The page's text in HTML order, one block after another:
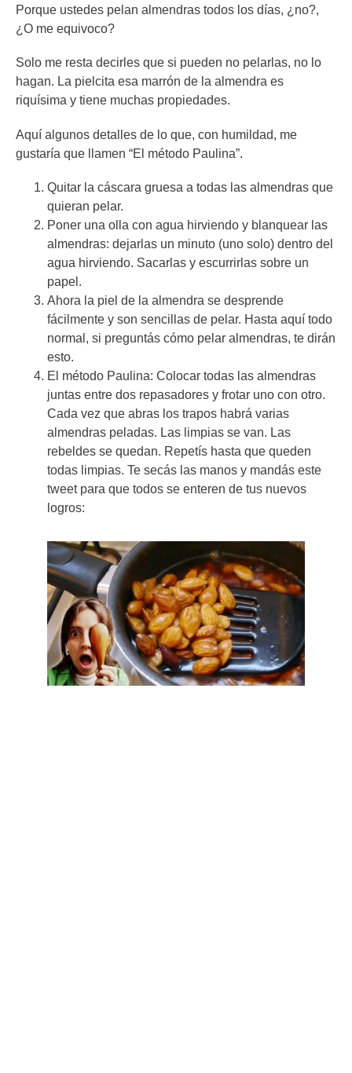
Porque ustedes pelan almendras todos los días, ¿no?,
¿O me equivoco?
Solo me resta decirles que si pueden no pelarlas, no lo
hagan. La pielcita esa marrón de la almendra es
riquísima y tiene muchas propiedades.
Aquí algunos detalles de lo que, con humildad, me
gustaría que llamen “El método Paulina”.
Quitar la cáscara gruesa a todas las almendras que
quieran pelar.
Poner una olla con agua hirviendo y blanquear las
almendras: dejarlas un minuto (uno solo) dentro del
agua hirviendo. Sacarlas y escurrirlas sobre un
papel.
Ahora la piel de la almendra se desprende
fácilmente y son sencillas de pelar. Hasta aquí todo
normal, si preguntás cómo pelar almendras, te dirán
esto.
El método Paulina: Colocar todas las almendras
juntas entre dos repasadores y frotar uno con otro.
Cada vez que abras los trapos habrá varias
almendras peladas. Las limpias se van. Las
rebeldes se quedan. Repetís hasta que queden
todas limpias. Te secás las manos y mandás este
tweet para que todos se enteren de tus nuevos
logros: